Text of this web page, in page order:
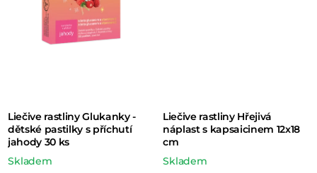
Liečive rastliny Glukanky -
dětské pastilky s příchutí
jahody 30 ks
Skladem
Liečive rastliny Hřejivá
náplast s kapsaicinem 12x18
cm
Skladem